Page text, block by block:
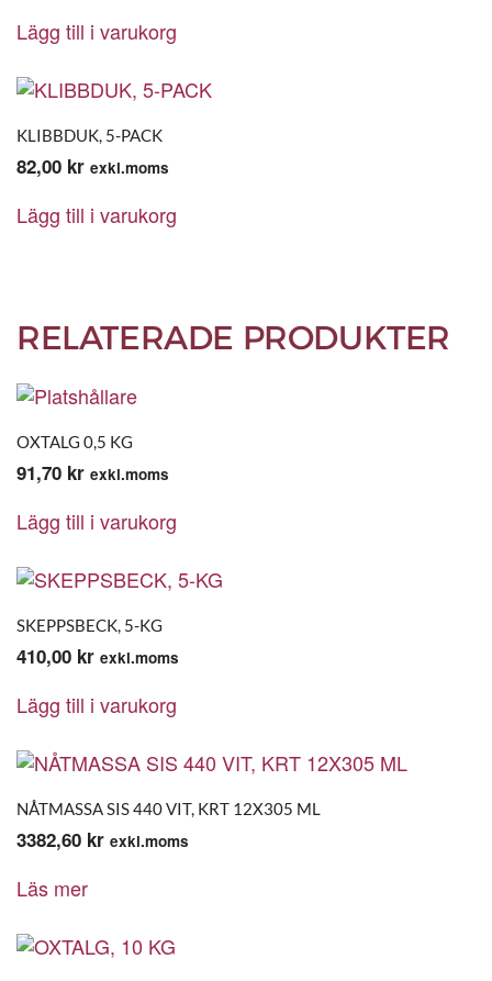
Lägg till i varukorg
KLIBBDUK, 5-PACK
82,00 kr exkl.moms
Lägg till i varukorg
RELATERADE PRODUKTER
OXTALG 0,5 KG
91,70 kr exkl.moms
Lägg till i varukorg
SKEPPSBECK, 5-KG
410,00 kr exkl.moms
Lägg till i varukorg
NÅTMASSA SIS 440 VIT, KRT 12X305 ML
3382,60 kr exkl.moms
Läs mer